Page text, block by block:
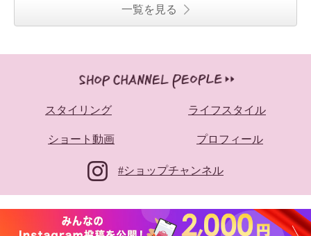
一覧を見る
スタイリング ライフスタイル
ショート動画 プロフィール
#ショップチャンネル